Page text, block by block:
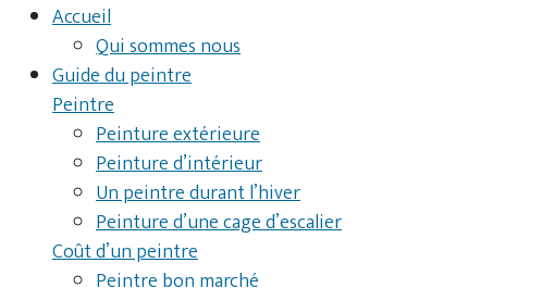
Accueil
Qui sommes nous
Guide du peintre
Peintre
Peinture extérieure
Peinture d’intérieur
Un peintre durant l’hiver
Peinture d’une cage d’escalier
Coût d’un peintre
Peintre bon marché